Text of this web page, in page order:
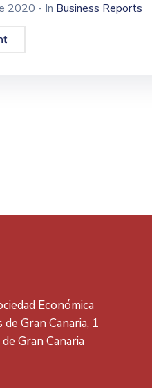
2020 - In Business Reports
Económica
Gran Canaria, 1
Gran Canaria